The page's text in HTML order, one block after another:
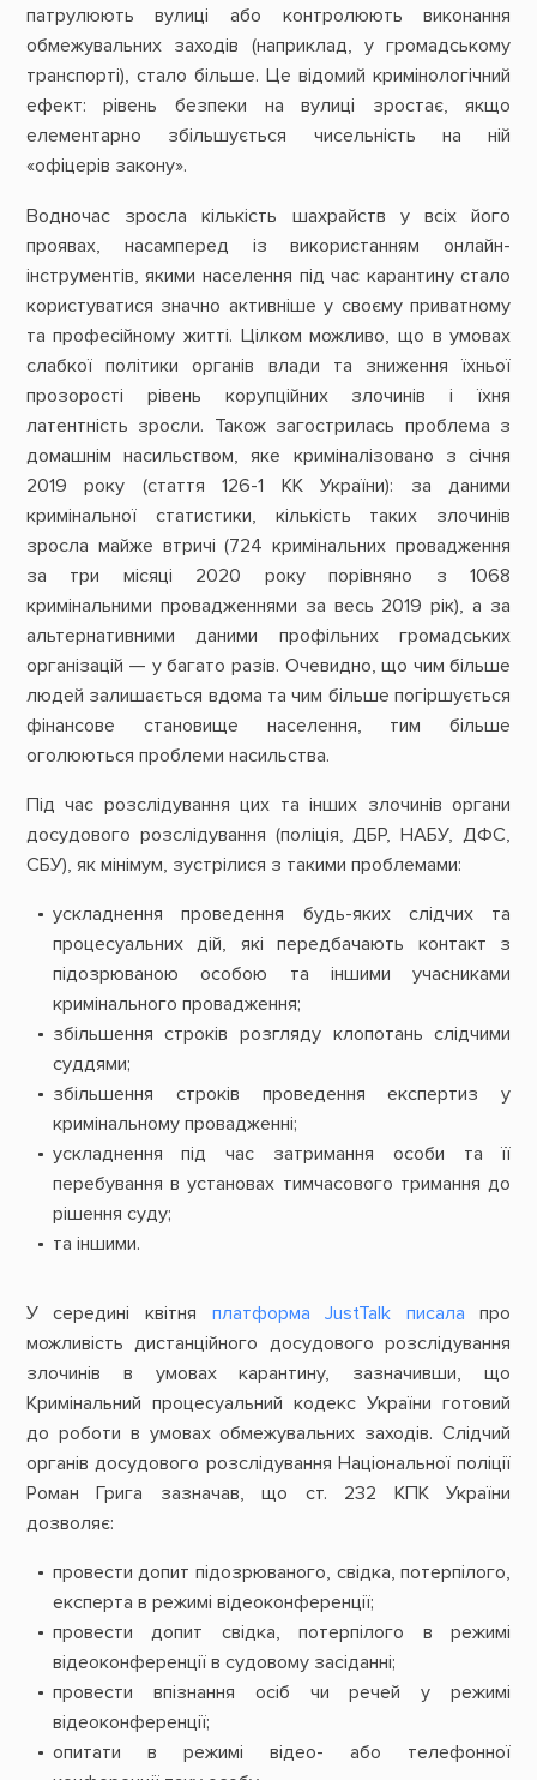
патрулюють вулиці або контролюють виконання
обмежувальних заходів (наприклад, у громадському
транспорті), стало більше. Це відомий кримінологічний
ефект: рівень безпеки на вулиці зростає, якщо
елементарно збільшується чисельність на ній
«офіцерів закону».
Водночас зросла кількість шахрайств у всіх його
проявах, насамперед із використанням онлайн-
інструментів, якими населення під час карантину стало
користуватися значно активніше у своєму приватному
та професійному житті. Цілком можливо, що в умовах
слабкої політики органів влади та зниження їхньої
прозорості рівень корупційних злочинів і їхня
латентність зросли. Також загострилась проблема з
домашнім насильством, яке криміналізовано з січня
2019 року (стаття 126-1 КК України): за даними
кримінальної статистики, кількість таких злочинів
зросла майже втричі (724 кримінальних провадження
за три місяці 2020 року порівняно з 1068
кримінальними провадженнями за весь 2019 рік), а за
альтернативними даними профільних громадських
організацій — у багато разів. Очевидно, що чим більше
людей залишається вдома та чим більше погіршується
фінансове становище населення, тим більше
оголюються проблеми насильства.
Під час розслідування цих та інших злочинів органи
досудового розслідування (поліція, ДБР, НАБУ, ДФС,
СБУ), як мінімум, зустрілися з такими проблемами:
ускладнення проведення будь-яких слідчих та
процесуальних дій, які передбачають контакт з
підозрюваною особою та іншими учасниками
кримінального провадження;
збільшення строків розгляду клопотань слідчими
суддями;
збільшення строків проведення експертиз у
кримінальному провадженні;
ускладнення під час затримання особи та її
перебування в установах тимчасового тримання до
рішення суду;
та іншими.
У середині квітня платформа JustTalk писала про
можливість дистанційного досудового розслідування
злочинів в умовах карантину, зазначивши, що
Кримінальний процесуальний кодекс України готовий
до роботи в умовах обмежувальних заходів. Слідчий
органів досудового розслідування Національної поліції
Роман Грига зазначав, що ст. 232 КПК України
дозволяє:
провести допит підозрюваного, свідка, потерпілого,
експерта в режимі відеоконференції;
провести допит свідка, потерпілого в режимі
відеоконференції в судовому засіданні;
провести впізнання осіб чи речей у режимі
відеоконференції;
опитати в режимі відео- або телефонної